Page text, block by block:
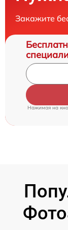
Закажите
Нажимая на